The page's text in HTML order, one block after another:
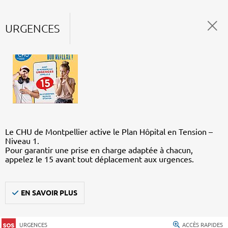
URGENCES
Le CHU de Montpellier active le Plan Hôpital en Tension –
Niveau 1.
Pour garantir une prise en charge adaptée à chacun,
appelez le 15 avant tout déplacement aux urgences.
EN SAVOIR PLUS
URGENCES ACCÈS RAPIDES